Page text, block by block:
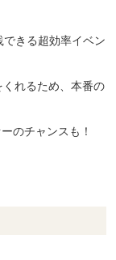
できる超効率イベン
れるため、本番の
のチャンスも！